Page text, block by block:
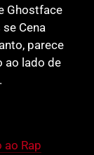
Ghostface
Cena
parece
ao lado de
ao Rap